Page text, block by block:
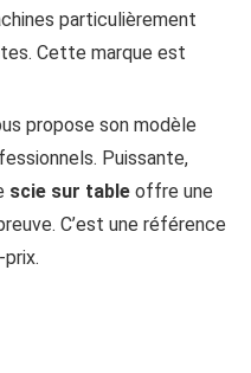
particulièrement
Cette marque est
propose son modèle
Puissante,
scie sur table offre une
C’est une référence